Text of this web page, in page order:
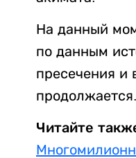
На данный
по данным
пресечения и
продолжается.
Читайте